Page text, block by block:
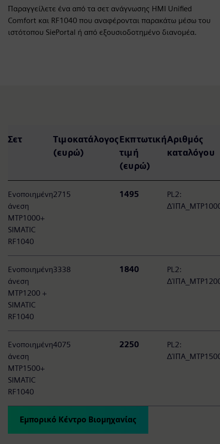
Παραγγείλετε ένα από τα σετ ανάγνωσης HMI Unified
Comfort και RF1040 που αναφέρονται παρακάτω μέσω του
ιστότοπου SiePortal ή από εξουσιοδοτημένο διανομέα.
Σετ
Τιμοκατάλογος
(ευρώ)
Εκπτωτική
τιμή
(ευρώ)
Αριθμός
καταλόγου
Ενοποιημένη
άνεση
MTP1000+
SIMATIC
RF1040
2715 1495
PL2:
Ενοποιημένη
άνεση
MTP1200 +
SIMATIC
RF1040
3338 1840
PL2:
Ενοποιημένη
άνεση
MTP1500+
SIMATIC
RF1040
4075 2250
PL2:
Εμπορικό Κέντρο Βιομηχανίας